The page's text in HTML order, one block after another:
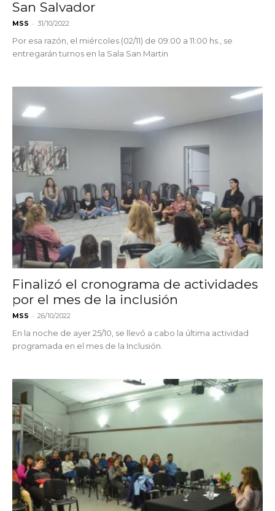
San Salvador
MSS - 31/10/2022
Por esa razón, el miércoles (02/11) de 09:00 a 11:00 hs., se
entregarán turnos en la Sala San Martin
Finalizó el cronograma de actividades
por el mes de la inclusión
MSS - 26/10/2022
En la noche de ayer 25/10, se llevó a cabo la última actividad
programada en el mes de la Inclusión.